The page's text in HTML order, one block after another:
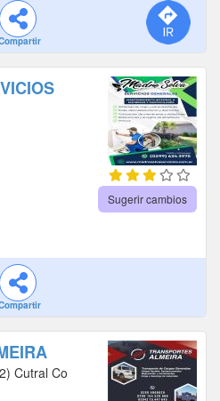
Sugerir cambios
Cutral Co